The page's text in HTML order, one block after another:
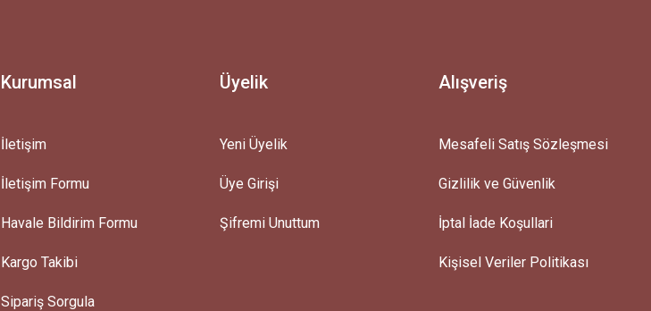
Gönder
Kurumsal
İletişim
İletişim Formu
Havale Bildirim Formu
Kargo Takibi
Sipariş Sorgula
Üyelik
Yeni Üyelik
Üye Girişi
Şifremi Unuttum
Alışveriş
Mesafeli Satış Sözleşmesi
Gizlilik ve Güvenlik
İptal İade Koşullari
Kişisel Veriler Politikası